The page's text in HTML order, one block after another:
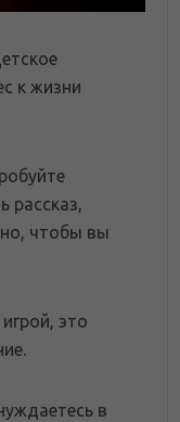
к жизни
рассказ,
чтобы вы
это
в